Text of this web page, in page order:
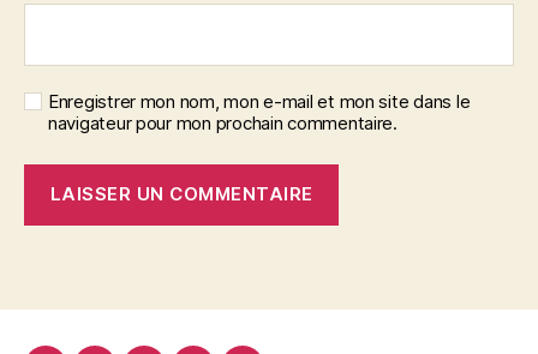
Enregistrer mon nom, mon e-mail et mon site dans le
navigateur pour mon prochain commentaire.